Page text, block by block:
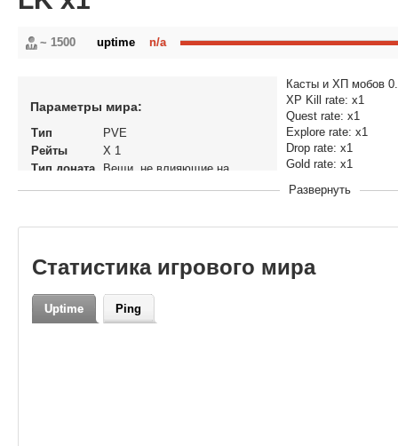
~ 1500 n/a
uptime
Параметры мира:
Тип
PVE
Рейты
X 1
Тип доната
Вещи, не влияющие на
с
кланов
Касты и ХП мобов
XP Kill rate: x1
Quest rate: x1
Explore rate: x1
Drop rate: x1
Gold rate: x1
Reputation: x1
Развернуть
Статистика игрового мира
Uptime Ping